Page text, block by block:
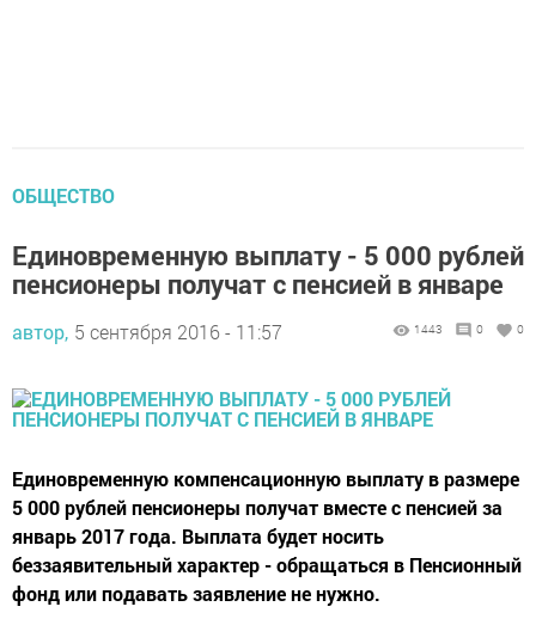
ОБЩЕСТВО
Единовременную выплату - 5 000 рублей
пенсионеры получат с пенсией в январе
автор, 5 сентября 2016 - 11:57 1443 0 0
Единовременную компенсационную выплату в размере
5 000 рублей пенсионеры получат вместе с пенсией за
январь 2017 года. Выплата будет носить
беззаявительный характер - обращаться в Пенсионный
фонд или подавать заявление не нужно.